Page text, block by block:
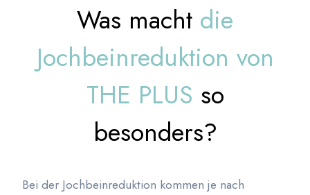
Was macht die
Jochbeinreduktion von
THE PLUS so
besonders?
Bei der Jochbeinreduktion kommen je nach